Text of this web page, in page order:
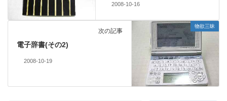
2008-10-16
物欲三昧
次の記事
電子辞書(その2)
2008-10-19